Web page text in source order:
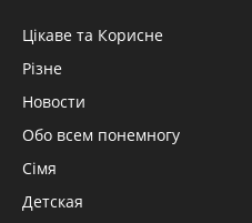
Цікаве та Корисне
Різне
Новости
Обо всем понемногу
Сімя
Детская